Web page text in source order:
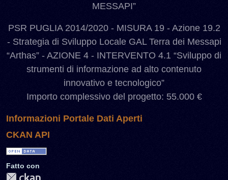
MESSAPI”
PSR PUGLIA 2014/2020 - MISURA 19 - Azione 19.2
- Strategia di Sviluppo Locale GAL Terra dei Messapi
“Arthas” - AZIONE 4 - INTERVENTO 4.1 “Sviluppo di
strumenti di informazione ad alto contenuto
innovativo e tecnologico”
Importo complessivo del progetto: 55.000 €
Informazioni Portale Dati Aperti
CKAN API
Fatto con